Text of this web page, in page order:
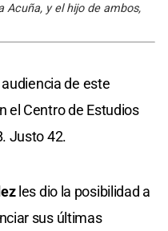
Acuña, y el hijo de ambos,
de este
el Centro de Estudios
Justo 42.
les dio la posibilidad a
sus últimas